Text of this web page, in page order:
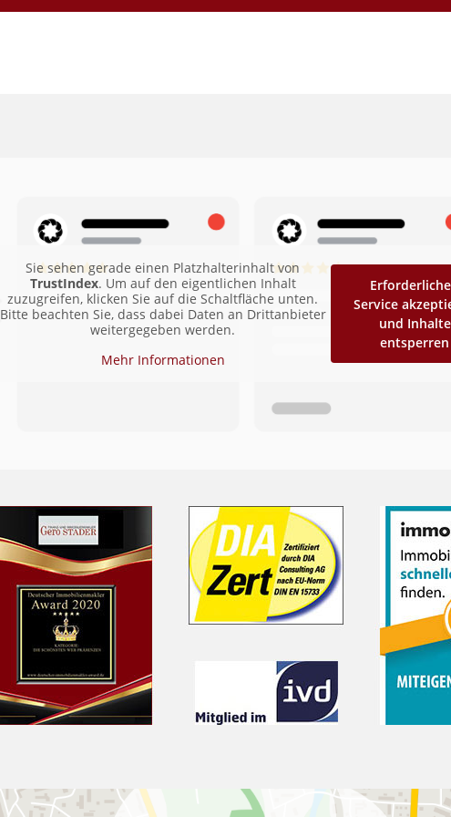
Sie sehen gerade einen Platzhalterinhalt von
TrustIndex. Um auf den eigentlichen Inhalt
zuzugreifen, klicken Sie auf die Schaltfläche unten.
Bitte beachten Sie, dass dabei Daten an Drittanbieter
weitergegeben werden.
Mehr Informationen
Service
und Inhalte
entsperren